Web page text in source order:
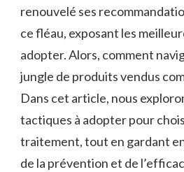
renouvelé ses
ce fléau, exposant les
adopter. Alors, comment
jungle de produits vendus
Dans cet article, nous
tactiques à adopter pour
traitement, tout en gardant
de la prévention et de